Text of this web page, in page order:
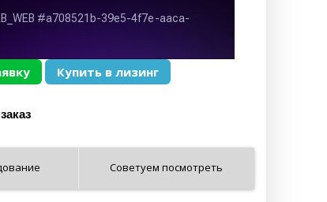
Купить в лизинг
Советуем посмотреть